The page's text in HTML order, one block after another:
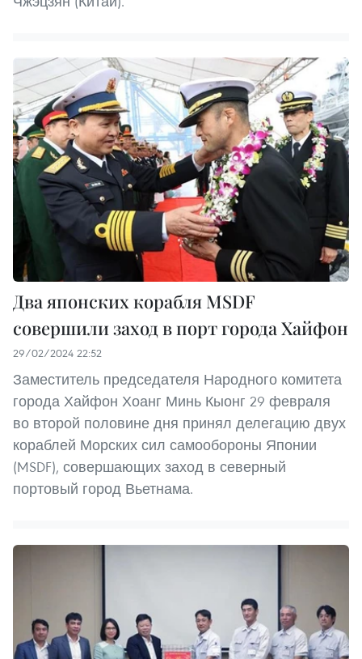
Два японских корабля MSDF
совершили заход в порт города Хайфон
29/02/2024 22:52
Заместитель председателя Народного комитета
города Хайфон Хоанг Минь Кыонг 29 февраля
во второй половине дня принял делегацию двух
кораблей Морских сил самообороны Японии
(MSDF), совершающих заход в северный
портовый город Вьетнама.